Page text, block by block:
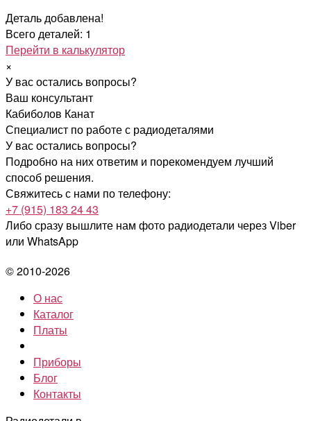
Деталь добавлена!
Всего деталей: 1
Перейти в калькулятор
×
У вас остались вопросы?
Ваш консультант
Кабиболов Канат
Специалист по работе с радиодеталями
У вас остались вопросы?
Подробно на них ответим и порекомендуем лучший
способ решения.
Свяжитесь с нами по телефону:
+7 (915) 183 24 43
Либо сразу вышлите нам фото радиодетали через Viber
или WhatsApp
© 2010-2026
О нас
Каталог
Платы
Приборы
Блог
Контакты